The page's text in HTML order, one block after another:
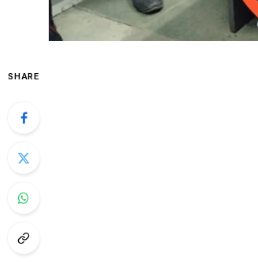
SHARE